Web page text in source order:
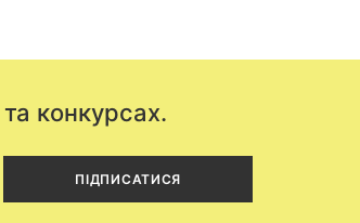
конкурсах.
ПІДПИСАТИСЯ